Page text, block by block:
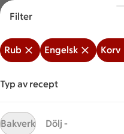
Meny
Vilken är
Start
Engelsk
Filter
Rub Engelsk Korv
Typ av recept
Bakverk Dölj -